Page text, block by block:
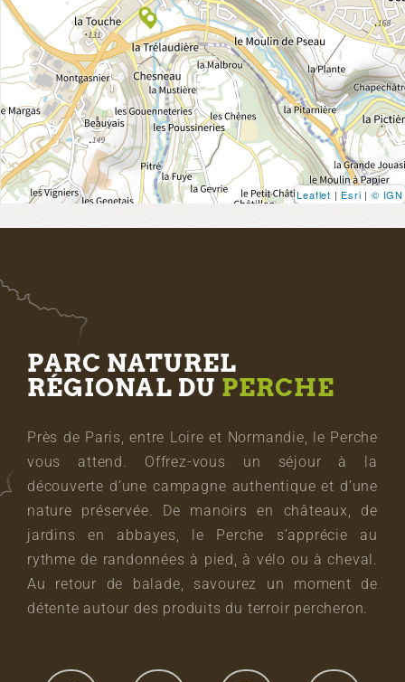
Leaflet | Esri | © IGN
PARC NATUREL
RÉGIONAL DU PERCHE
Près de Paris, entre Loire et Normandie, le Perche
vous attend. Offrez-vous un séjour à la
découverte d’une campagne authentique et d’une
nature préservée. De manoirs en châteaux, de
jardins en abbayes, le Perche s’apprécie au
rythme de randonnées à pied, à vélo ou à cheval.
Au retour de balade, savourez un moment de
détente autour des produits du terroir percheron.